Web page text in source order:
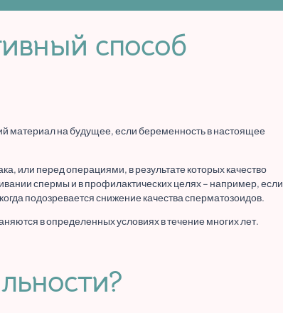
способ
материал на будущее, если беременность в настоящее
или перед операциями, в результате которых качество
спермы и в профилактических целях – например, если
подозревается снижение качества сперматозоидов.
в определенных условиях в течение многих лет.